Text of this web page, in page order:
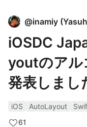
@inamiy (
iOSDC
youtのアル
発表しまし
iOS AutoLayout
61